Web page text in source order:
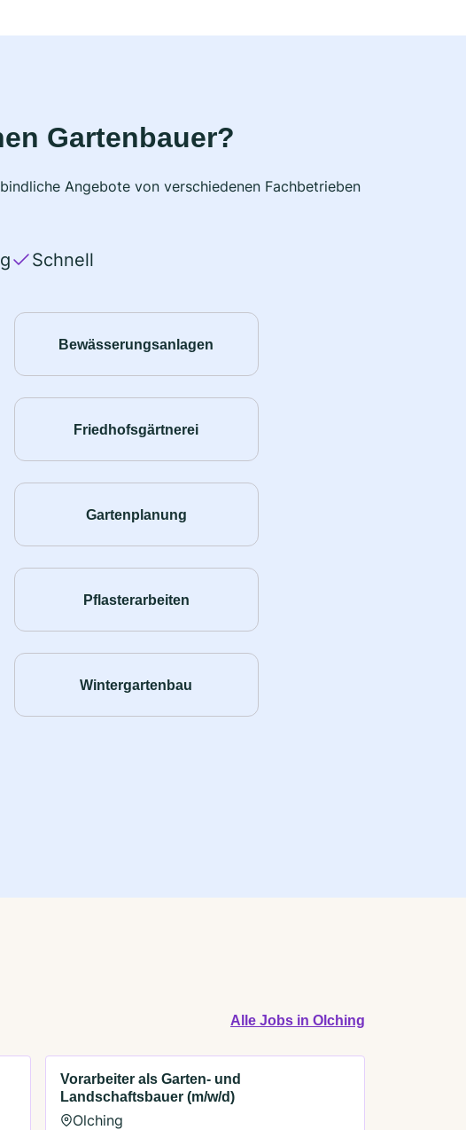
Gartenbauer?
Angebote von verschiedenen Fachbetrieben
Schnell
Bewässerungsanlagen
Friedhofsgärtnerei
Gartenplanung
Pflasterarbeiten
Wintergartenbau
Alle Jobs in Olching
Vorarbeiter als Garten- und
Landschaftsbauer (m/w/d)
Olching